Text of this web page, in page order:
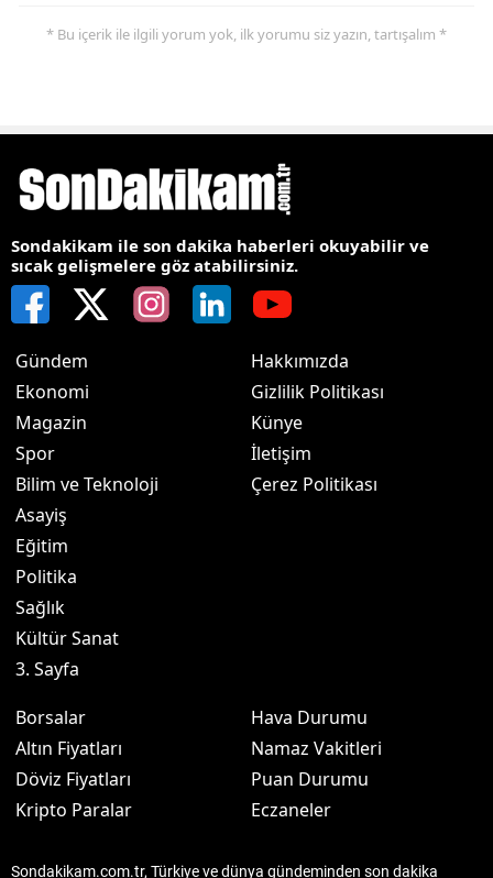
* Bu içerik ile ilgili yorum yok, ilk yorumu siz yazın, tartışalım *
Sondakikam ile son dakika haberleri okuyabilir ve
sıcak gelişmelere göz atabilirsiniz.
Gündem
Ekonomi
Magazin
Spor
Bilim ve Teknoloji
Asayiş
Eğitim
Politika
Sağlık
Kültür Sanat
3. Sayfa
Hakkımızda
Gizlilik Politikası
Künye
İletişim
Çerez Politikası
Borsalar
Altın Fiyatları
Döviz Fiyatları
Kripto Paralar
Hava Durumu
Namaz Vakitleri
Puan Durumu
Eczaneler
Sondakikam.com.tr, Türkiye ve dünya gündeminden son dakika